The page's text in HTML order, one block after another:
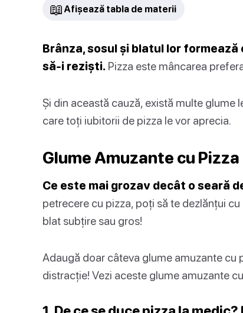
📖 Afișează tabla de materii
Brânza, sosul și blatul lor
să-i reziști. Pizza este mâncarea
Și din această cauză, există multe glume
care toți iubitorii de pizza le vor aprecia.
Glume Amuzante cu Pizza
Ce este mai grozav decât o seară
petrecere cu pizza, poți să te dezlănțui
blat subțire sau gros!
Adaugă doar câteva glume amuzante cu
distracție! Vezi aceste glume amuzante